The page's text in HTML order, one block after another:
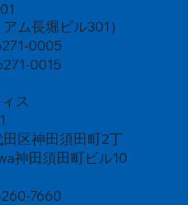
アム長堀ビル301）
0005
0015
ス
区神田須田町2丁
神田須田町ビル10
7660